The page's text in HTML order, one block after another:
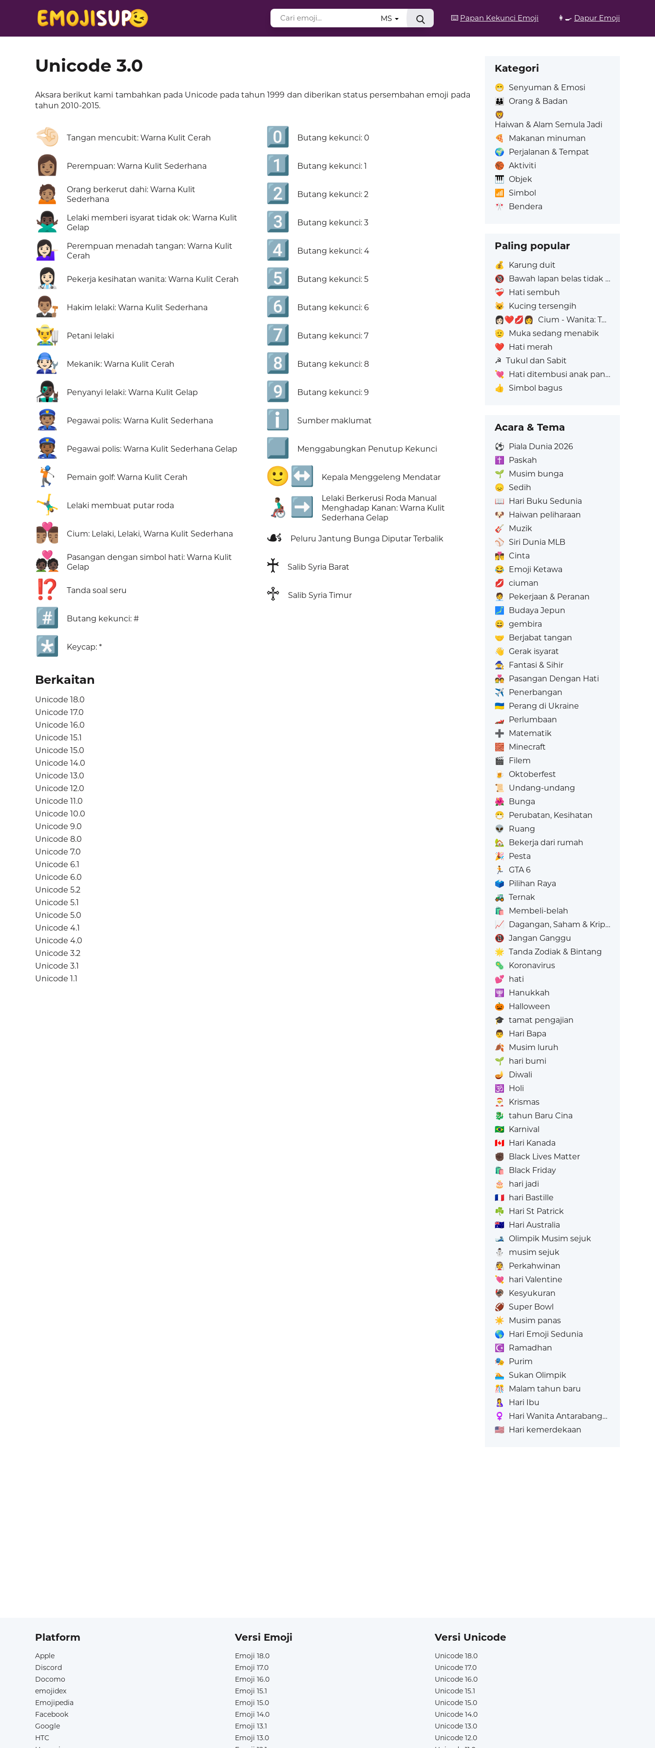
⌨️ Papan Kekunci Emoji 👩‍🍳 Dapur Emoji
MS
Unicode 3.0
Aksara berikut kami tambahkan pada Unicode pada tahun 1999 dan diberikan status persembahan emoji pada
tahun 2010-2015.
🤏🏻 Tangan mencubit: Warna Kulit Cerah
👩🏽 Perempuan: Warna Kulit Sederhana
🙍🏽
Orang berkerut dahi: Warna Kulit
Sederhana
🙅🏿‍♂️
Lelaki memberi isyarat tidak ok: Warna Kulit
Gelap
💁🏻‍♀️
Perempuan menadah tangan: Warna Kulit
Cerah
👩🏻‍⚕️ Pekerja kesihatan wanita: Warna Kulit Cerah
👨🏽‍⚖️ Hakim lelaki: Warna Kulit Sederhana
👨‍🌾 Petani lelaki
🧑🏻‍🔧 Mekanik: Warna Kulit Cerah
👨🏿‍🎤 Penyanyi lelaki: Warna Kulit Gelap
👮🏽 Pegawai polis: Warna Kulit Sederhana
👮🏾 Pegawai polis: Warna Kulit Sederhana Gelap
🏌🏻 Pemain golf: Warna Kulit Cerah
🤸‍♂️ Lelaki membuat putar roda
👨🏽‍❤️‍💋‍👨🏽 Cium: Lelaki, Lelaki, Warna Kulit Sederhana
💑🏿
Pasangan dengan simbol hati: Warna Kulit
Gelap
⁉️ Tanda soal seru
#️⃣ Butang kekunci: #
*️⃣ Keycap: *
0️⃣ Butang kekunci: 0
1️⃣ Butang kekunci: 1
2️⃣ Butang kekunci: 2
3️⃣ Butang kekunci: 3
4️⃣ Butang kekunci: 4
5️⃣ Butang kekunci: 5
6️⃣ Butang kekunci: 6
7️⃣ Butang kekunci: 7
8️⃣ Butang kekunci: 8
9️⃣ Butang kekunci: 9
ℹ️ Sumber maklumat
⃣ Menggabungkan Penutup Kekunci
🙂‍↔️ Kepala Menggeleng Mendatar
👨🏾‍🦽‍➡️
Lelaki Berkerusi Roda Manual
Menghadap Kanan: Warna Kulit
Sederhana Gelap
☙ Peluru Jantung Bunga Diputar Terbalik
♰ Salib Syria Barat
♱ Salib Syria Timur
Berkaitan
Unicode 18.0
Unicode 17.0
Unicode 16.0
Unicode 15.1
Unicode 15.0
Unicode 14.0
Unicode 13.0
Unicode 12.0
Unicode 11.0
Unicode 10.0
Unicode 9.0
Unicode 8.0
Unicode 7.0
Unicode 6.1
Unicode 6.0
Unicode 5.2
Unicode 5.1
Unicode 5.0
Unicode 4.1
Unicode 4.0
Unicode 3.2
Unicode 3.1
Unicode 1.1
Kategori
😁 Senyuman & Emosi
👪
Orang & Badan
🦁
Haiwan & Alam Semula Jadi
🍕
Makanan minuman
🌍 Perjalanan & Tempat
🏀 Aktiviti
🎹 Objek
📶
Simbol
🎌 Bendera
Paling popular
💰
Karung duit
🔞 Bawah lapan belas tidak dibenarkan
❤️‍🩹 Hati sembuh
😺 Kucing tersengih
👩🏻‍❤️‍💋‍👩 Cium - Wanita: Ton Kulit Cerah, Wanita: Tiada Warna Kulit
🫡 Muka sedang menabik
❤️ Hati merah
☭ Tukul dan Sabit
💘 Hati ditembusi anak panah
👍
Simbol bagus
Acara & Tema
⚽ Piala Dunia 2026
✝️
Paskah
🌱 Musim bunga
😞 Sedih
📖 Hari Buku Sedunia
🐶 Haiwan peliharaan
🎸 Muzik
⚾ Siri Dunia MLB
👩‍❤️‍💋‍👨 Cinta
😂 Emoji Ketawa
💋 ciuman
🧑‍💼
Pekerjaan & Peranan
🗾
Budaya Jepun
😄 gembira
🤝 Berjabat tangan
👋 Gerak isyarat
🧙 Fantasi & Sihir
💑 Pasangan Dengan Hati
✈️ Penerbangan
🇺🇦 Perang di Ukraine
🏎️ Perlumbaan
➕ Matematik
🧱 Minecraft
🎬 Filem
🍺
Oktoberfest
📜
Undang-undang
🌺 Bunga
😷 Perubatan, Kesihatan
👽
Ruang
🏡
Bekerja dari rumah
🎉 Pesta
🏃
GTA 6
🗳️ Pilihan Raya
🚜 Ternak
🛍️
Membeli-belah
📈 Dagangan, Saham & Kripto
📵 Jangan Ganggu
🌟 Tanda Zodiak & Bintang
🦠 Koronavirus
💕 hati
🕎
Hanukkah
🎃 Halloween
🎓 tamat pengajian
👨
Hari Bapa
🍂 Musim luruh
🌱 hari bumi
🪔
Diwali
🕉️
Holi
🎅
Krismas
🐉 tahun Baru Cina
🇧🇷 Karnival
🇨🇦 Hari Kanada
✊🏿 Black Lives Matter
🛍️
Black Friday
🎂
hari jadi
🇫🇷 hari Bastille
☘️ Hari St Patrick
🇦🇺 Hari Australia
🎿 Olimpik Musim sejuk
⛄
musim sejuk
👰 Perkahwinan
💘 hari Valentine
🦃
Kesyukuran
🏈 Super Bowl
☀️ Musim panas
🌎 Hari Emoji Sedunia
☪️
Ramadhan
🎭 Purim
🏊 Sukan Olimpik
🎊
Malam tahun baru
🤱
Hari Ibu
♀️
Hari Wanita Antarabangsa
🇺🇸 Hari kemerdekaan
Platform
Apple
Discord
Docomo
emojidex
Emojipedia
Facebook
Google
HTC
Versi Emoji
Emoji 18.0
Emoji 17.0
Emoji 16.0
Emoji 15.1
Emoji 15.0
Emoji 14.0
Emoji 13.1
Emoji 13.0
Versi Unicode
Unicode 18.0
Unicode 17.0
Unicode 16.0
Unicode 15.1
Unicode 15.0
Unicode 14.0
Unicode 13.0
Unicode 12.0